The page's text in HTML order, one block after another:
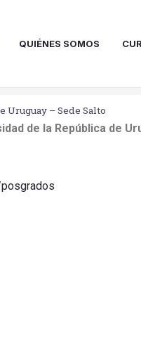
QUIÉNES SOMOS
Uruguay – Sede Salto
de la República de